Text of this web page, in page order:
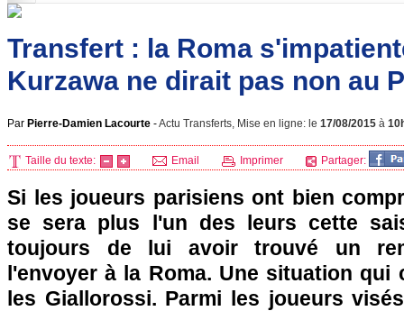
Transfert : la Roma
Kurzawa ne dirait pas non au
Par Pierre-Damien Lacourte -Actu Transferts, Mise en ligne: le 17/08/2015 à
Taille du texte: Email Imprimer Partager:
Si les joueurs parisiens ont bien
se sera plus l'un des leurs cette
toujours de lui avoir trouvé un
l'envoyer à la Roma. Une situation qui
les Giallorossi. Parmi les joueurs